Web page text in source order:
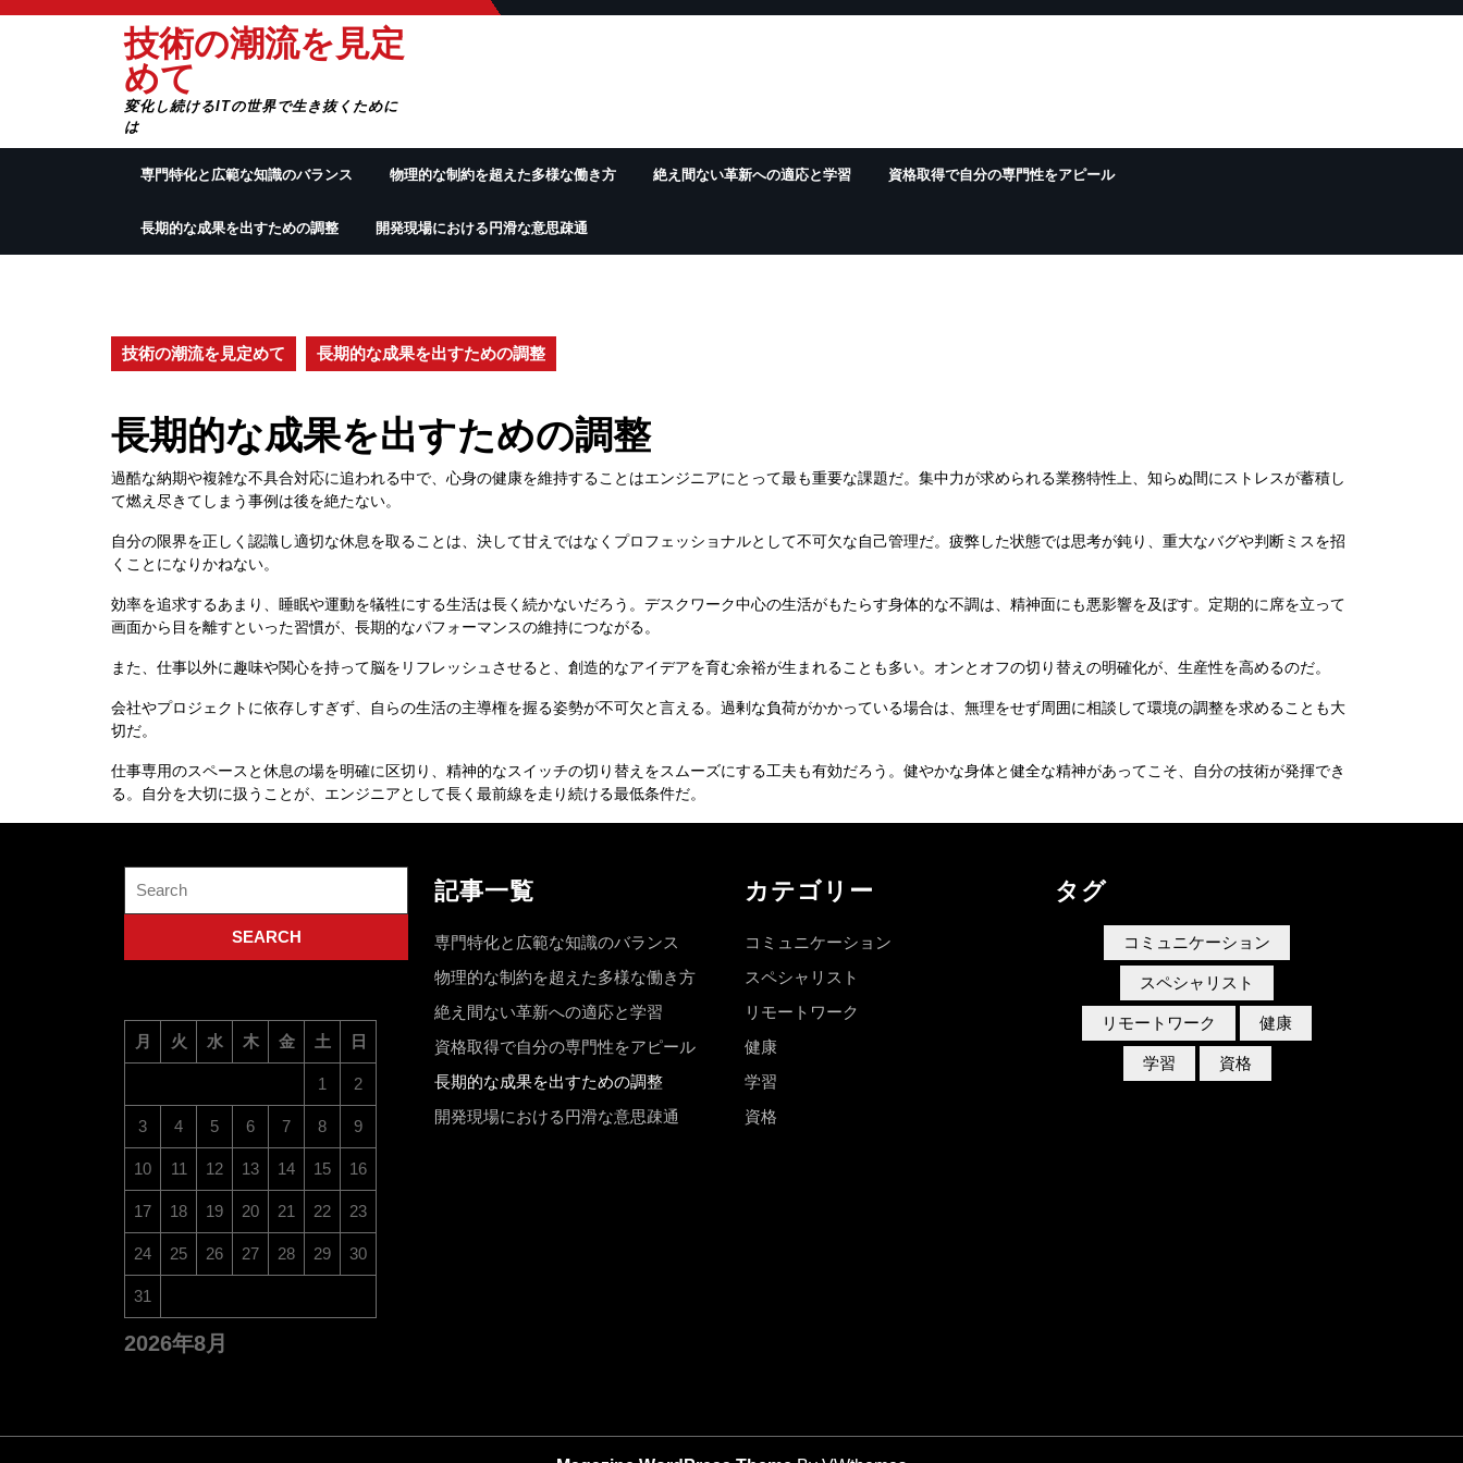
技術の潮流を見定
めて
変化し続けるITの世界で生き抜くために
は
専門特化と広範な知識のバランス 物理的な制約を超えた多様な働き方 絶え間ない革新への適応と学習 資格取得で自分の専門性をアピール
長期的な成果を出すための調整 開発現場における円滑な意思疎通
技術の潮流を見定めて 長期的な成果を出すための調整
長期的な成果を出すための調整
過酷な納期や複雑な不具合対応に追われる中で、心身の健康を維持することはエンジニアにとって最も重要な課題だ。集中力が求められる業務特性上、知らぬ間にストレスが蓄積し
て燃え尽きてしまう事例は後を絶たない。
自分の限界を正しく認識し適切な休息を取ることは、決して甘えではなくプロフェッショナルとして不可欠な自己管理だ。疲弊した状態では思考が鈍り、重大なバグや判断ミスを招
くことになりかねない。
効率を追求するあまり、睡眠や運動を犠牲にする生活は長く続かないだろう。デスクワーク中心の生活がもたらす身体的な不調は、精神面にも悪影響を及ぼす。定期的に席を立って
画面から目を離すといった習慣が、長期的なパフォーマンスの維持につながる。
また、仕事以外に趣味や関心を持って脳をリフレッシュさせると、創造的なアイデアを育む余裕が生まれることも多い。オンとオフの切り替えの明確化が、生産性を高めるのだ。
会社やプロジェクトに依存しすぎず、自らの生活の主導権を握る姿勢が不可欠と言える。過剰な負荷がかかっている場合は、無理をせず周囲に相談して環境の調整を求めることも大
切だ。
仕事専用のスペースと休息の場を明確に区切り、精神的なスイッチの切り替えをスムーズにする工夫も有効だろう。健やかな身体と健全な精神があってこそ、自分の技術が発揮でき
る。自分を大切に扱うことが、エンジニアとして長く最前線を走り続ける最低条件だ。
for:
2026年8月
月 火 水 木 金 土 日
1 2
3 4 5 6 7 8 9
10 11 12 13 14 15 16
17 18 19 20 21 22 23
24 25 26 27 28 29 30
31
記事一覧
専門特化と広範な知識のバランス
物理的な制約を超えた多様な働き方
絶え間ない革新への適応と学習
資格取得で自分の専門性をアピール
長期的な成果を出すための調整
開発現場における円滑な意思疎通
カテゴリー
コミュニケーション
スペシャリスト
リモートワーク
健康
学習
資格
タグ
コミュニケーション
スペシャリスト
リモートワーク 健康
学習 資格